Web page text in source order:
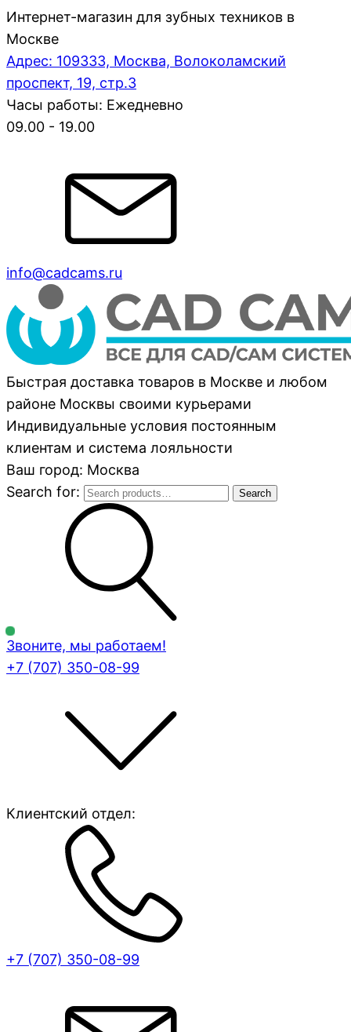
Интернет-магазин для зубных техников в
Москве
Адрес: 109333, Москва, Волоколамский
проспект, 19, стр.3
Часы работы: Ежедневно
09.00 - 19.00
info@cadcams.ru
Быстрая доставка товаров в Москве и любом
районе Москвы своими курьерами
Индивидуальные условия постоянным
клиентам и система лояльности
Ваш город: Москва
Search for:
Search
Звоните, мы работаем!
+7 (707) 350-08-99
Клиентский отдел:
+7 (707) 350-08-99